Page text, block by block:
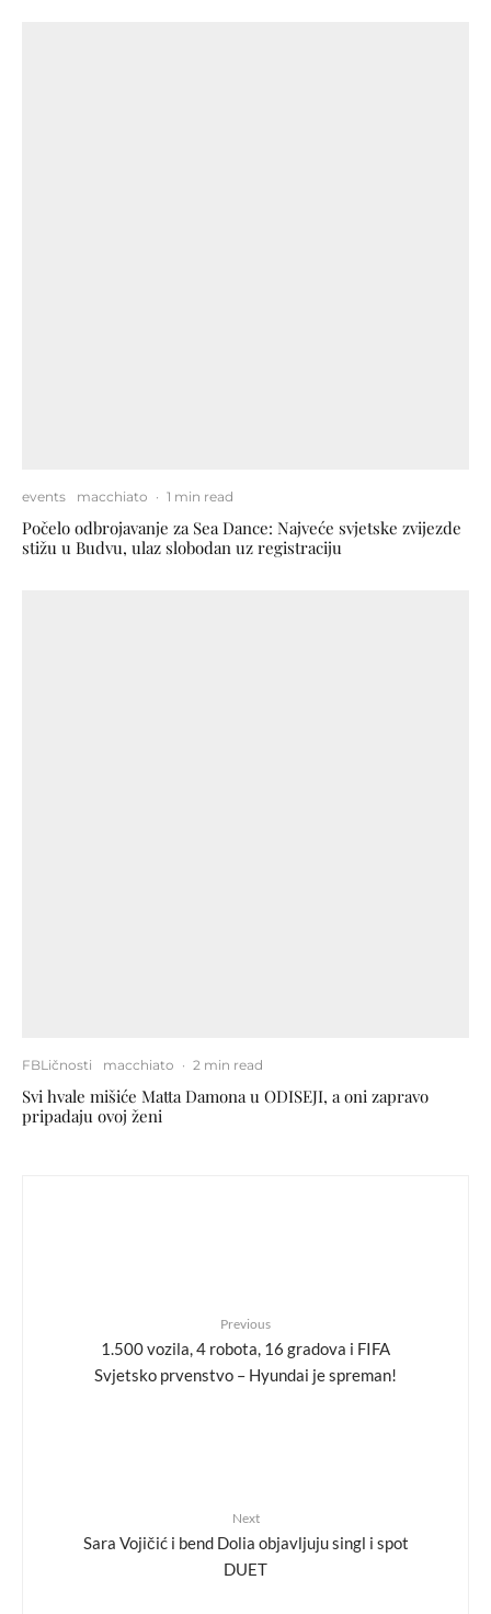
events macchiato · 1 min read
Počelo odbrojavanje za Sea Dance: Najveće svjetske zvijezde
stižu u Budvu, ulaz slobodan uz registraciju
FBLičnosti macchiato · 2 min read
Svi hvale mišiće Matta Damona u ODISEJI, a oni zapravo
pripadaju ovoj ženi
Previous
1.500 vozila, 4 robota, 16 gradova i FIFA
Svjetsko prvenstvo – Hyundai je spreman!
Next
Sara Vojičić i bend Dolia objavljuju singl i spot
DUET